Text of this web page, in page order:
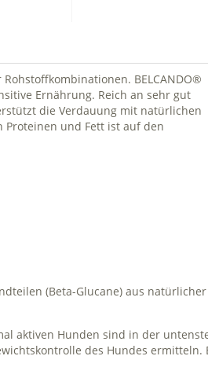
BELCANDO®
Ernährung. Reich an sehr gut
die Verdauung mit natürlichen
Proteinen und Fett ist auf den
(Beta-Glucane) aus natürlicher
aktiven Hunden sind in der
des Hundes